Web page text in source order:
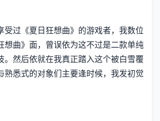
受过《夏日狂想曲》的游戏者，我数位
想曲》面，曾误依为这不过是二款​​单纯
。然后依就在我真正踏入这个被白雪覆
熟悉式的对象们主要逢时候，我发初觉